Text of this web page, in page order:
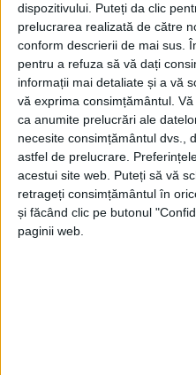
dispozitivului. Puteți da clic
prelucrarea realizată de către
conform descrierii de mai sus.
pentru a refuza să vă dați
informații mai detaliate și a vă
vă exprima consimțământul.
ca anumite prelucrări ale
necesite consimțământul dvs.,
astfel de prelucrare.
acestui site web. Puteți să vă
retrageți consimțământul în
și făcând clic pe butonul
paginii web.